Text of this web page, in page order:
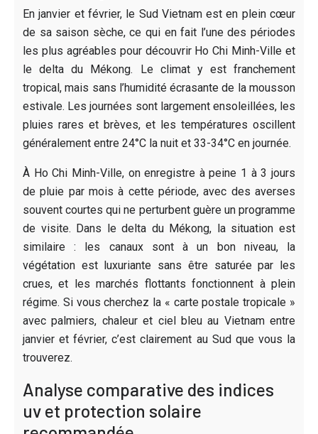
En janvier et février, le Sud Vietnam est en plein cœur
de sa saison sèche, ce qui en fait l’une des périodes
les plus agréables pour découvrir Ho Chi Minh-Ville et
le delta du Mékong. Le climat y est franchement
tropical, mais sans l’humidité écrasante de la mousson
estivale. Les journées sont largement ensoleillées, les
pluies rares et brèves, et les températures oscillent
généralement entre 24°C la nuit et 33-34°C en journée.
À Ho Chi Minh-Ville, on enregistre à peine 1 à 3 jours
de pluie par mois à cette période, avec des averses
souvent courtes qui ne perturbent guère un programme
de visite. Dans le delta du Mékong, la situation est
similaire : les canaux sont à un bon niveau, la
végétation est luxuriante sans être saturée par les
crues, et les marchés flottants fonctionnent à plein
régime. Si vous cherchez la « carte postale tropicale »
avec palmiers, chaleur et ciel bleu au Vietnam entre
janvier et février, c’est clairement au Sud que vous la
trouverez.
Analyse comparative des indices
uv et protection solaire